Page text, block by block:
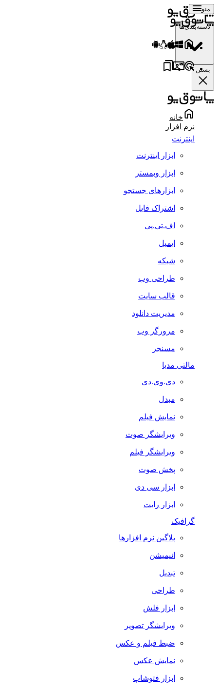
منو
دسته‌بندی‌ها
بستن
خانه
نرم افزار
اینترنت
ابزار اینترنت
ابزار وبمستر
ابزارهای جستجو
اشتراک فایل
اف.تی.پی
ایمیل
شبکه
طراحی وب
قالب سایت
مدیریت دانلود
مرورگر وب
مسنجر
مالتی مدیا
دی.وی.دی
مبدل
نمایش فیلم
ویرایشگر صوت
ویرایشگر فیلم
پخش صوت
ابزار سی دی
ابزار رایت
گرافیک
پلاگین نرم افزارها
انیمیشن
تبدیل
طراحی
ابزار فلش
ویرایشگر تصویر
ضبط فيلم و عكس
نمایش عکس
ابزار فتوشاپ